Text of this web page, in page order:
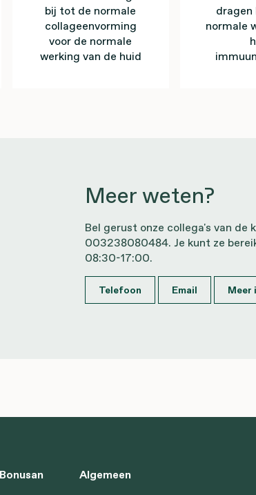
bij tot de normale
collageenvorming
voor de normale
werking van de huid
normale
Meer weten?
Bel gerust onze collega's van de
003238080484. Je kunt ze
08:30-17:00.
Telefoon Email Meer
Algemeen